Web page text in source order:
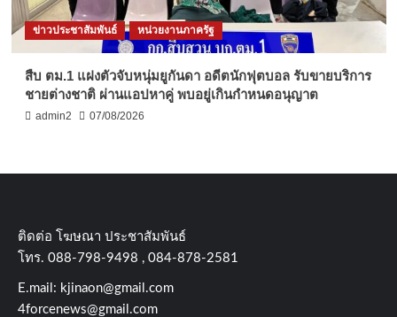
ข่าวประชาสัมพันธ์ หน่วยงานภาครัฐ
สืบ ตม.1 แฝงตัวจับหนุ่มยูกันดา อดีตนักฟุตบอล รับขายบริการ
ชายต่างชาติ ผ่านแอปหาคู่ พบอยู่เกินกำหนดอนุญาต
admin2 07/08/2026
ติดต่อ​ โฆษณา​ ประชาสัมพันธ์
โทร​. 088-798-9498 , 084-878-2581
E.mail: kjinaon@gmail.com
4forcenews@gmail.com